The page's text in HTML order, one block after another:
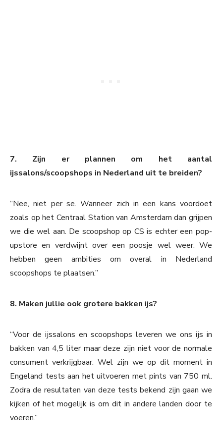
7. Zijn er plannen om het aantal
ijssalons/scoopshops in Nederland uit te breiden?
“Nee, niet per se. Wanneer zich in een kans voordoet
zoals op het Centraal Station van Amsterdam dan grijpen
we die wel aan. De scoopshop op CS is echter een pop-
upstore en verdwijnt over een poosje wel weer. We
hebben geen ambities om overal in Nederland
scoopshops te plaatsen.”
8. Maken jullie ook grotere bakken ijs?
“Voor de ijssalons en scoopshops leveren we ons ijs in
bakken van 4,5 liter maar deze zijn niet voor de normale
consument verkrijgbaar. Wel zijn we op dit moment in
Engeland tests aan het uitvoeren met pints van 750 ml.
Zodra de resultaten van deze tests bekend zijn gaan we
kijken of het mogelijk is om dit in andere landen door te
voeren.”